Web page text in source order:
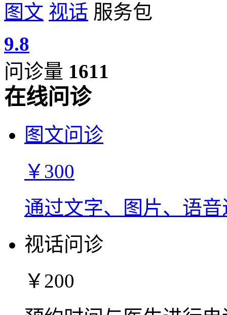
图文 视话 服务包
9.8
问诊量 1611
在线问诊
图文问诊
￥300
通过文字、图片、语
视话问诊
￥200